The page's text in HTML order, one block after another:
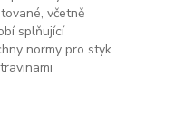
včetně
splňující
normy pro styk